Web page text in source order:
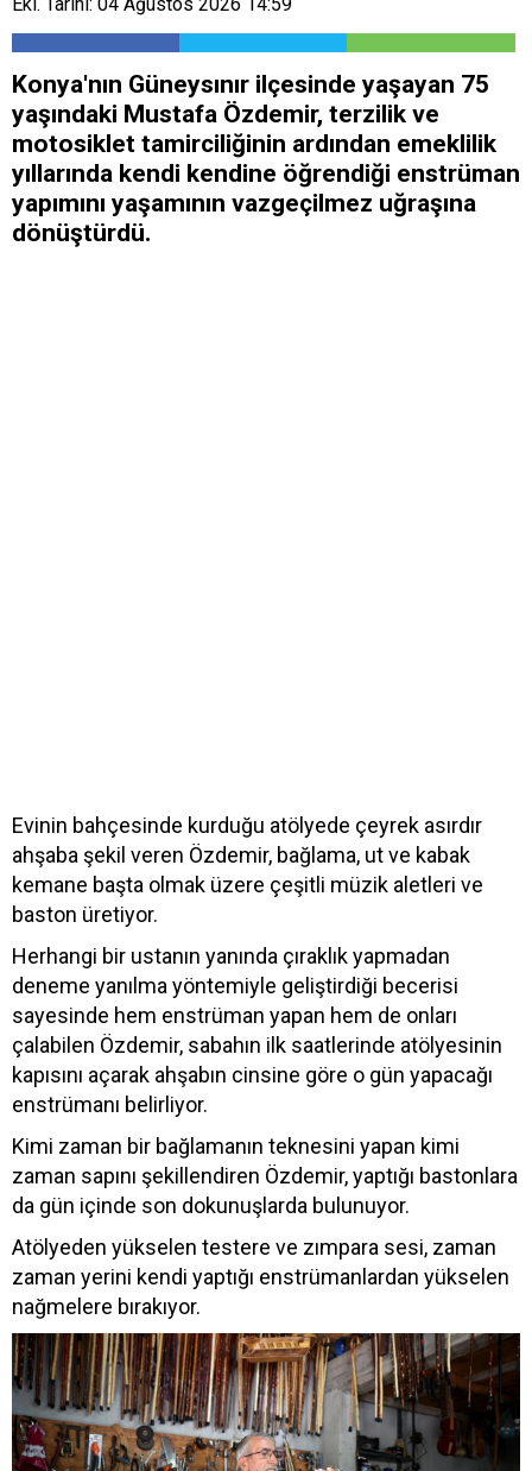
Konya'nın Güneysınır ilçesinde yaşayan 75
yaşındaki Mustafa Özdemir, terzilik ve
motosiklet tamirciliğinin ardından emeklilik
yıllarında kendi kendine öğrendiği enstrüman
yapımını yaşamının vazgeçilmez uğraşına
dönüştürdü.
Evinin bahçesinde kurduğu atölyede çeyrek asırdır
ahşaba şekil veren Özdemir, bağlama, ut ve kabak
kemane başta olmak üzere çeşitli müzik aletleri ve
baston üretiyor.
Herhangi bir ustanın yanında çıraklık yapmadan
deneme yanılma yöntemiyle geliştirdiği becerisi
sayesinde hem enstrüman yapan hem de onları
çalabilen Özdemir, sabahın ilk saatlerinde atölyesinin
kapısını açarak ahşabın cinsine göre o gün yapacağı
enstrümanı belirliyor.
Kimi zaman bir bağlamanın teknesini yapan kimi
zaman sapını şekillendiren Özdemir, yaptığı bastonlara
da gün içinde son dokunuşlarda bulunuyor.
Atölyeden yükselen testere ve zımpara sesi, zaman
zaman yerini kendi yaptığı enstrümanlardan yükselen
nağmelere bırakıyor.